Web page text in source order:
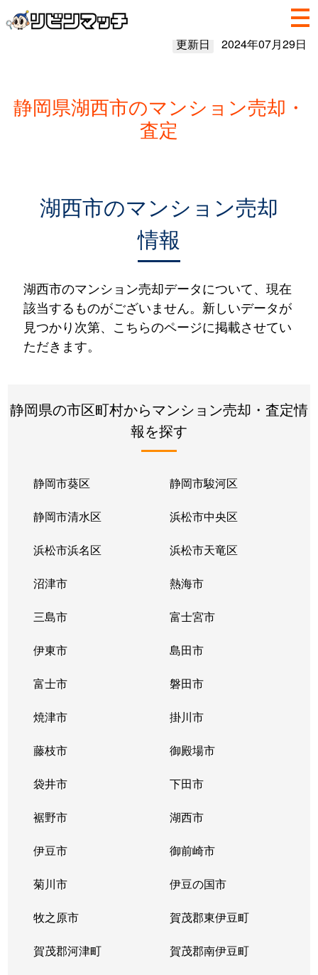
更新日 2024年07月29日
静岡県湖西市のマンション売却・
査定
湖西市のマンション売却
情報
湖西市のマンション売却データについて、現在
該当するものがございません。新しいデータが
見つかり次第、こちらのページに掲載させてい
ただきます。
静岡県の市区町村からマンション売却・査定情
報を探す
静岡市葵区 静岡市駿河区
静岡市清水区 浜松市中央区
浜松市浜名区 浜松市天竜区
沼津市 熱海市
三島市 富士宮市
伊東市 島田市
富士市 磐田市
焼津市 掛川市
藤枝市 御殿場市
袋井市 下田市
裾野市 湖西市
伊豆市 御前崎市
菊川市 伊豆の国市
牧之原市 賀茂郡東伊豆町
賀茂郡河津町 賀茂郡南伊豆町